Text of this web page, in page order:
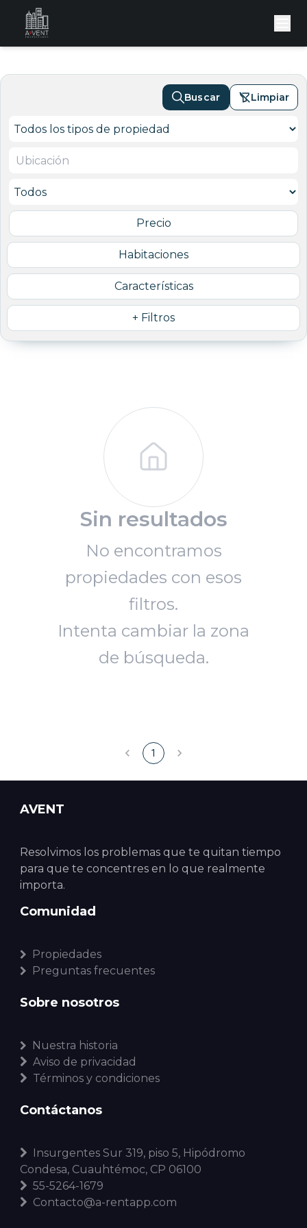
Precio
Habitaciones
Características
+ Filtros
Buscar Limpiar
Sin resultados
No encontramos
propiedades con esos
filtros.
Intenta cambiar la zona
de búsqueda.
1
AVENT
Resolvimos los problemas que te quitan tiempo
para que te concentres en lo que realmente
importa.
Comunidad
Propiedades
Preguntas frecuentes
Sobre nosotros
Nuestra historia
Aviso de privacidad
Términos y condiciones
Contáctanos
Insurgentes Sur 319, piso 5, Hipódromo
Condesa, Cuauhtémoc, CP 06100
55-5264-1679
Contacto@a-rentapp.com